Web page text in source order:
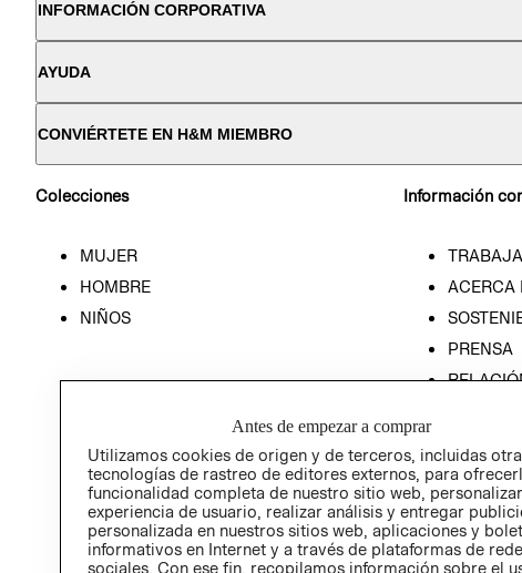
INFORMACIÓN CORPORATIVA
AYUDA
CONVIÉRTETE EN H&M MIEMBRO
Colecciones
MUJER
HOMBRE
NIÑOS
Información
ACERCA
PRENSA
Antes de empezar a comprar
Utilizamos cookies de origen y de terceros, incluidas
tecnologías de rastreo de editores externos, para
funcionalidad completa de nuestro sitio web,
experiencia de usuario, realizar análisis y entregar
personalizada en nuestros sitios web, aplicaciones y
informativos en Internet y a través de plataformas de
sociales. Con ese fin, recopilamos información sobre el